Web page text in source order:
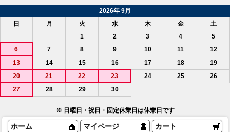
2026年 9月
日
月 火 水 木 金
土
1
2 3 4
5
6
7 8 9 10 11
12
13
14 15 16 17 18
19
20
21 22 23 24 25
26
27
28 29 30
※ 日曜日・祝日・固定休業日は休業日です
ホーム マイページ カート